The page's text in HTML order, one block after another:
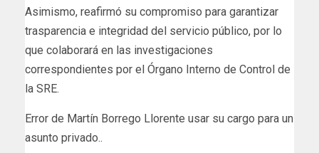
Asimismo, reafirmó su compromiso para garantizar
trasparencia e integridad del servicio público, por lo
que colaborará en las investigaciones
correspondientes por el Órgano Interno de Control de
la SRE.
Error de Martín Borrego Llorente usar su cargo para un
asunto privado..